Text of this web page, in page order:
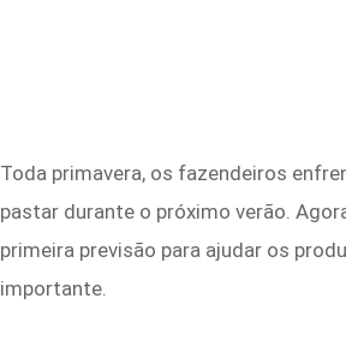
Toda primavera, os fazendeiros
pastar durante o próximo verão.
primeira previsão para ajudar os
importante.